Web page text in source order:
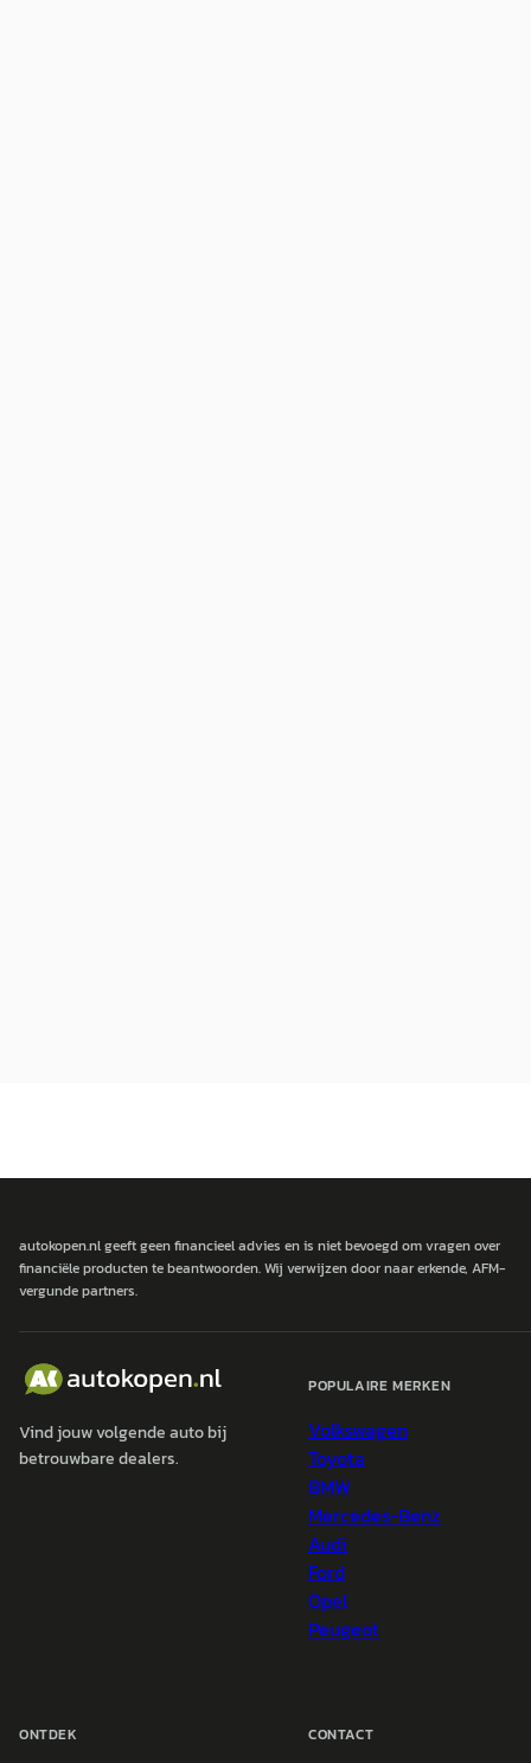
autokopen.nl geeft geen financieel advies en is niet bevoegd om vragen over
financiële producten te beantwoorden. Wij verwijzen door naar erkende, AFM-
vergunde partners.
Vind jouw volgende auto bij
betrouwbare dealers.
POPULAIRE MERKEN
Volkswagen
Toyota
BMW
Mercedes-Benz
Audi
Ford
Opel
Peugeot
ONTDEK CONTACT